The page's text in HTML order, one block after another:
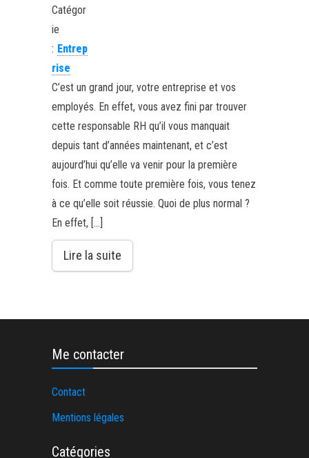
Catégor
ie
: Entrep
rise
C’est un grand jour, votre entreprise et vos
employés. En effet, vous avez fini par trouver
cette responsable RH qu’il vous manquait
depuis tant d’années maintenant, et c’est
aujourd’hui qu’elle va venir pour la première
fois. Et comme toute première fois, vous tenez
à ce qu’elle soit réussie. Quoi de plus normal ?
En effet, […]
Lire la suite
Me contacter
Contact
Mentions légales
Catégories